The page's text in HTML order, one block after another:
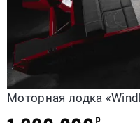
Моторная лодка